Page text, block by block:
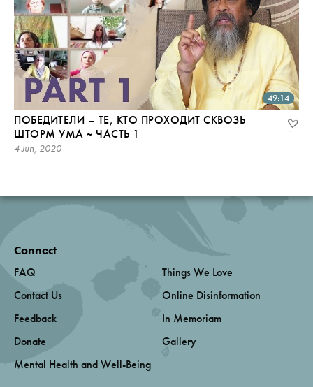
49:14
ПОБЕДИТЕЛИ – ТЕ, КТО ПРОХОДИТ СКВОЗЬ
ШТОРМ УМА ~ ЧАСТЬ 1
4 Jun, 2020
Connect
FAQ
Contact Us
Feedback
Donate
Mental Health and Well-Being
Things We Love
Online Disinformation
In Memoriam
Gallery